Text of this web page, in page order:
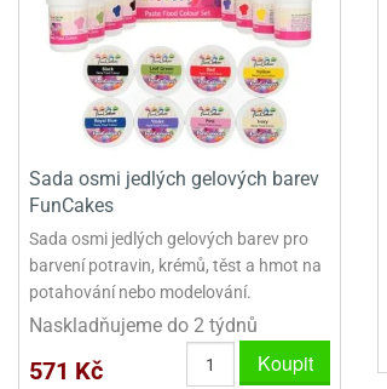
Sada osmi jedlých gelových barev
FunCakes
Sada osmi jedlých gelových barev pro
barvení potravin, krémů, těst a hmot na
potahování nebo modelování.
Naskladňujeme do 2 týdnů
571 Kč Koupit